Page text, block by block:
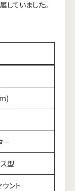
していました。
ー
型
ウント